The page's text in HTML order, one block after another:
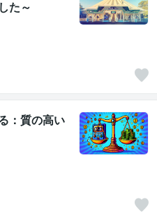
た～
：質の高い